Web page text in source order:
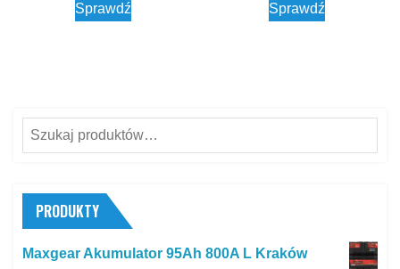
Sprawdź Sprawdź
Szukaj:
PRODUKTY
Maxgear Akumulator 95Ah 800A L Kraków